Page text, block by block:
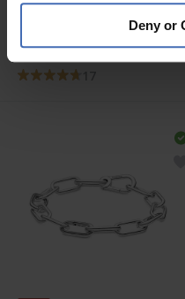
Deny or
CHF 95.00
Pandora Bracciale con
maglia geometrica -
592453C00